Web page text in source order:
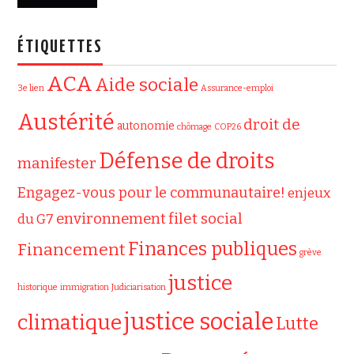
ÉTIQUETTES
3e lien ACAAide sociale Assurance-emploi
Austérité autonomie chômage COP26 droit de
manifester Défense de droits
Engagez-vous pour le communautaire! enjeux
du G7 environnementfilet social
FinancementFinances publiques grève
historique immigration Judiciarisation justice
climatiquejustice socialeLutte